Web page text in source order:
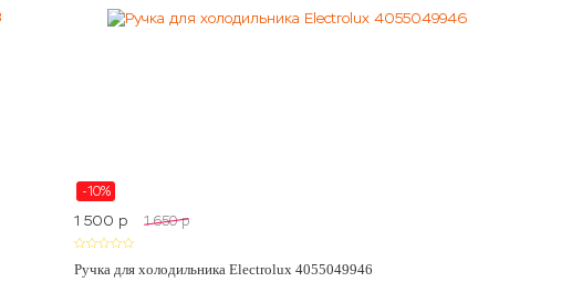
-10%
1 500 p 1 650 p
Ручка для холодильника Electrolux 4055049946